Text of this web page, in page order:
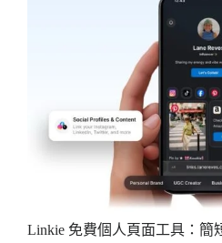
Linkie 免費個人頁面工具：簡